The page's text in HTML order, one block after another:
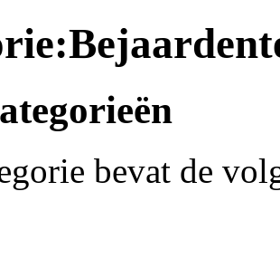
bevat de